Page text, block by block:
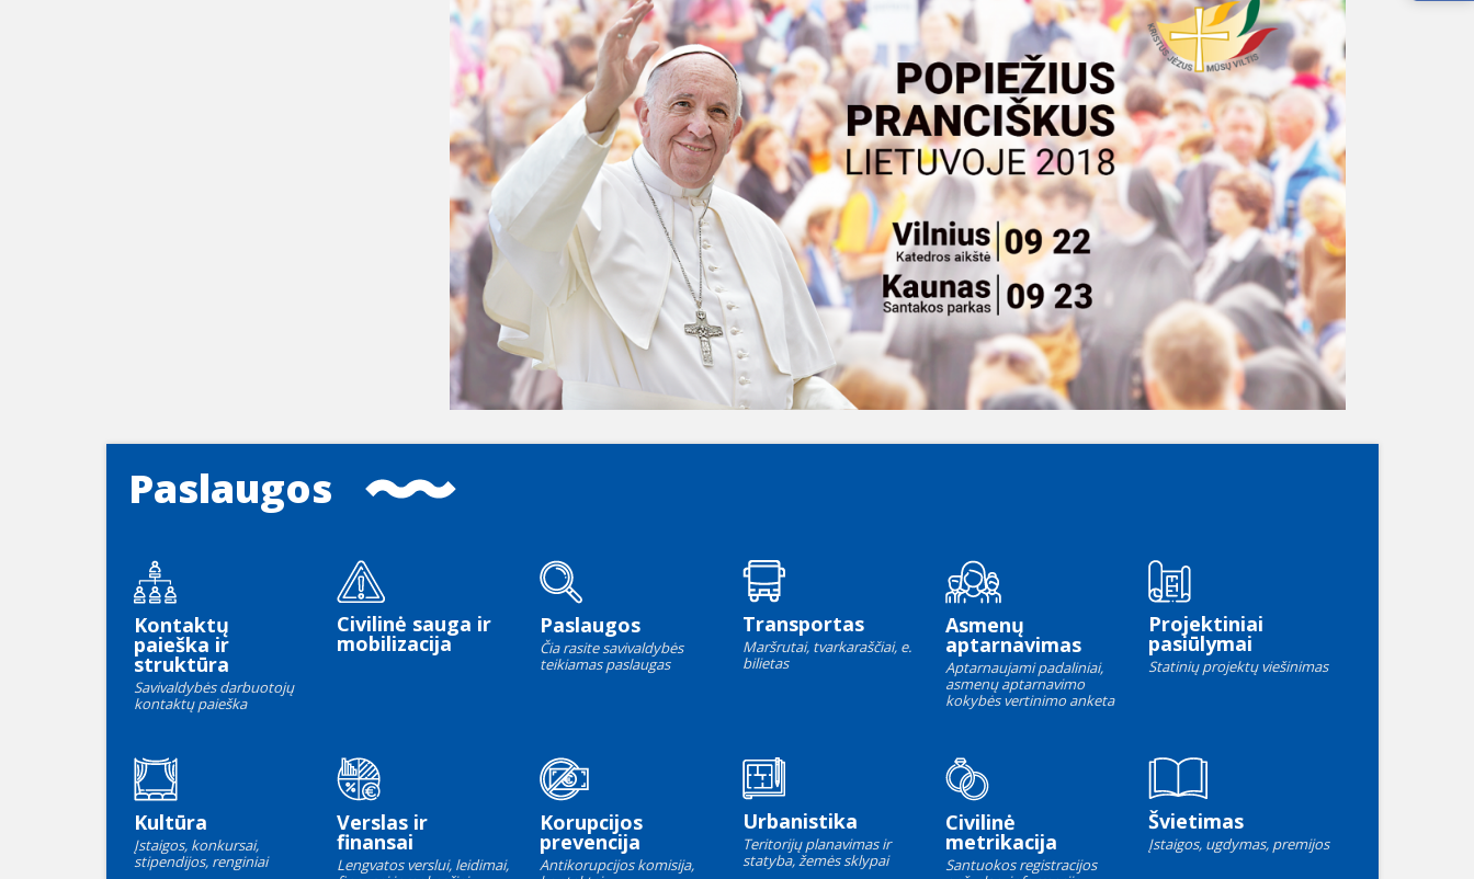
Paslaugos
Kontaktų
paieška ir
struktūra
Savivaldybės darbuotojų
kontaktų paieška
Civilinė sauga ir
mobilizacija
Paslaugos
Čia rasite savivaldybės
teikiamas paslaugas
Transportas
Maršrutai, tvarkaraščiai, e.
bilietas
Asmenų
aptarnavimas
Aptarnaujami padaliniai,
asmenų aptarnavimo
kokybės vertinimo anketa
Projektiniai
pasiūlymai
Statinių projektų viešinimas
Kultūra
Įstaigos, konkursai,
stipendijos, renginiai
Verslas ir
finansai
Lengvatos verslui, leidimai,
Korupcijos
prevencija
Antikorupcijos komisija,
Urbanistika
Teritorijų planavimas ir
statyba, žemės sklypai
Civilinė
metrikacija
Santuokos registracijos
Švietimas
Įstaigos, ugdymas, premijos